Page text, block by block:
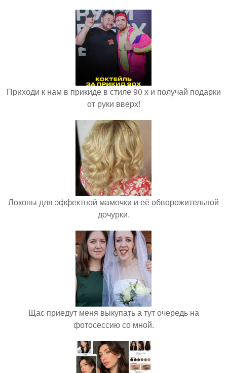
Приходи к нам в прикиде в стиле 90 х и получай подарки
от руки вверх!
Локоны для эффектной мамочки и её обворожительной
дочурки.
Щас приедут меня выкупать а тут очередь на
фотосессию со мной.